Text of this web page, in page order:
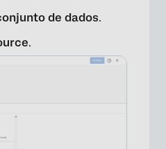
de dados.
.